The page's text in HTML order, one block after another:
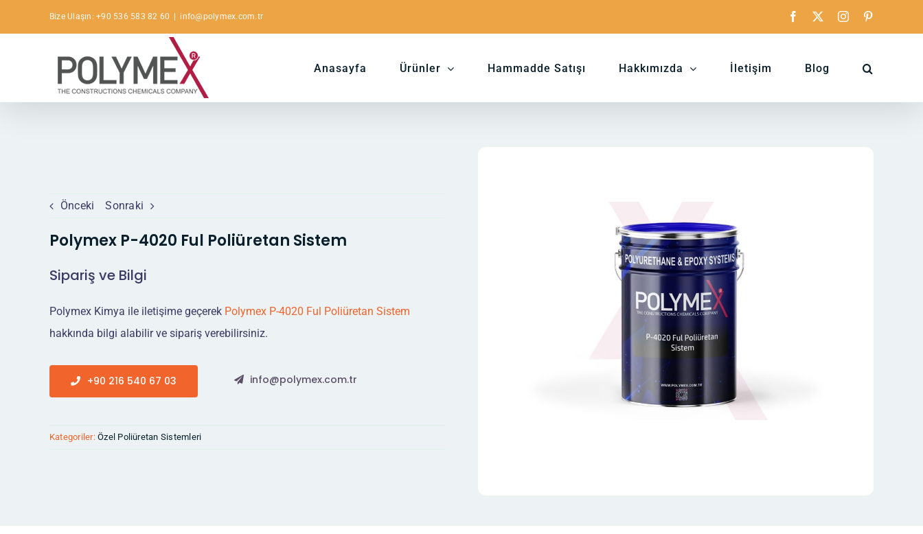
Bize Ulaşın: +90 536 583 82 60 info@polymex.com.tr Facebook Instagram
Anasayfa Ürünler Hammadde Satışı Hakkımızda İletişim Blog
Önceki Sonraki
Polymex P-4020 Ful Poliüretan Sistem
Sipariş ve Bilgi
Polymex Kimya ile iletişime geçerek Polymex P-4020 Ful Poliüretan Sistem
hakkında bilgi alabilir ve sipariş verebilirsiniz.
+90 216 540 67 03 info@polymex.com.tr
Kategoriler:Özel Poliüretan Sistemleri